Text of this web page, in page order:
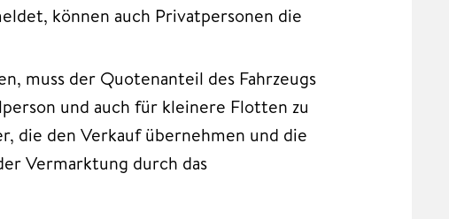
können auch Privatpersonen die
muss der Quotenanteil des Fahrzeugs
und auch für kleinere Flotten zu
die den Verkauf übernehmen und die
Vermarktung durch das